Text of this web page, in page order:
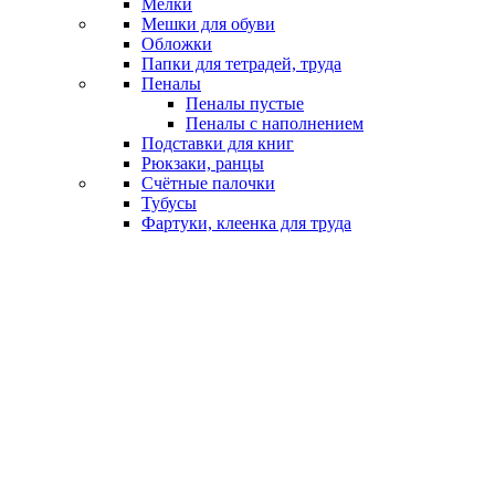
Мелки
Мешки для обуви
Обложки
Папки для тетрадей, труда
Пеналы
Пеналы пустые
Пеналы с наполнением
Подставки для книг
Рюкзаки, ранцы
Счётные палочки
Тубусы
Фартуки, клеенка для труда